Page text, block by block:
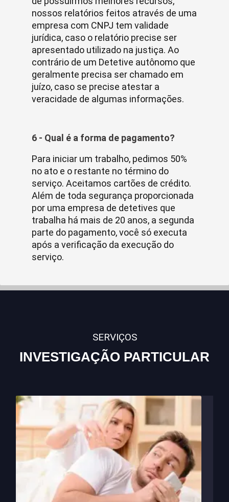
nossos relatórios feitos através de uma
empresa com CNPJ tem validade
jurídica, caso o relatório precise ser
apresentado utilizado na justiça. Ao
contrário de um Detetive autônomo que
geralmente precisa ser chamado em
juízo, caso se precise atestar a
veracidade de algumas informações.
6 - Qual é a forma de pagamento?
Para iniciar um trabalho, pedimos 50%
no ato e o restante no término do
serviço. Aceitamos cartões de crédito.
Além de toda segurança proporcionada
por uma empresa de detetives que
trabalha há mais de 20 anos, a segunda
parte do pagamento, você só executa
após a verificação da execução do
serviço.
SERVIÇOS
INVESTIGAÇÃO PARTICULAR